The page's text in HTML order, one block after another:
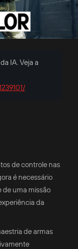
IA. Veja a
de controle nas
é necessário
de uma missão
da
de armas